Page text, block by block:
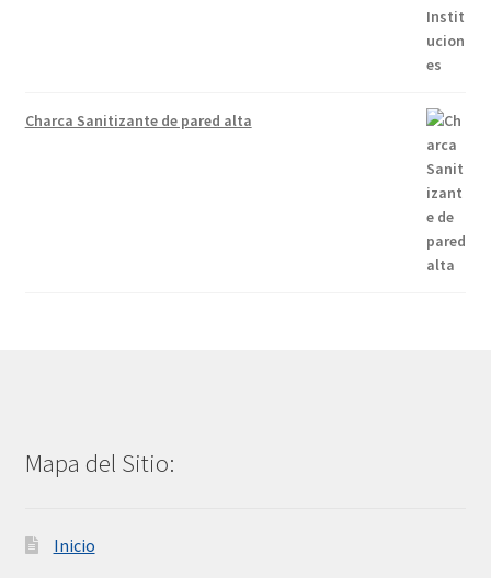
Charca Sanitizante de pared alta
Mapa del Sitio:
Inicio